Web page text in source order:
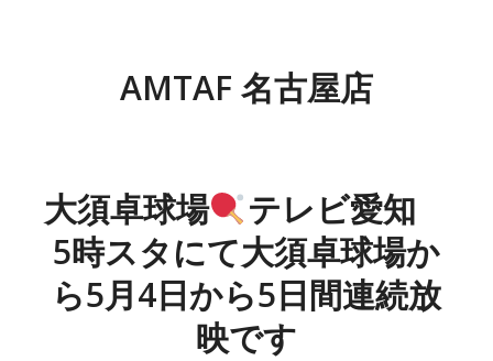
AMTAF 名古屋店
大須卓球場
テレビ愛知
5時スタにて大須卓球場か
ら5月4日から5日間連続放
映です